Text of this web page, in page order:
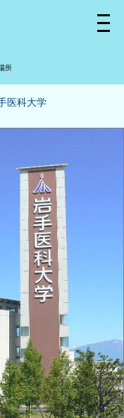
所
医科大学